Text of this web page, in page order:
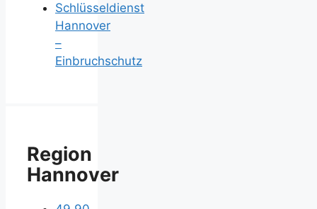
Schlüsseldienst
Hannover
–
Einbruchschutz
Region
Hannover